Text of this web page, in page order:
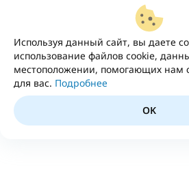
Используя данный сайт, вы даете
использование файлов cookie,
местоположении, помогающих нам
для вас. Подробнее
OK